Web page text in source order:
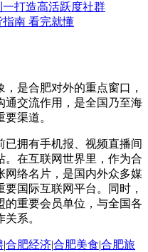
打造高活跃度社群
南 看完就懂
是合肥对外的重点窗口，
通交流作用，是全国乃至海
渠道。
拥有手机报、视频直播间
。在互联网世界里，作为合
网络名片，是国内外众多媒
国际互联网平台。同时，
的重要会员单位，与全国各
系。
|合肥经济|合肥美食|合肥旅